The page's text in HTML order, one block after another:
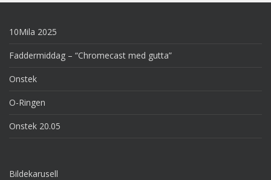
10Mila 2025
Faddermiddag – “Chromecast med gutta”
Onstek
O-Ringen
Onstek 20.05
Bildekarusell